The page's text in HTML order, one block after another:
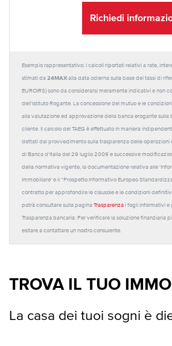
Richiedi
Esempio rappresentativo: I calcoli riportati relativi a rate,
stimati da 24MAX alla data odierna sulla base dei tassi di
EUROIRS) sono da considerarsi meramente indicativi e non
dell'Istituto Rogante. La concessione del mutuo e le
alla valutazione ed approvazione della banca erogante sulla
cliente. Il calcolo del TAEG è effettuato in maniera
dettati dal provvedimento sulla trasparenza delle operazioni
di Banca d'Italia del 29 luglio 2009 e successive
della normativa vigente, la documentazione relativa alle
Immobiliare' e il “Prospetto Informativo Europeo
contratto per approfondire le clausole e le condizioni
potrà consultare sulla pagina Trasparenza i fogli informativi e
Trasparenza bancaria. Per verificare la soluzione finanziaria
esitare a contattare un nostro consulente.
TROVA IL TUO
La casa dei tuoi sogni è